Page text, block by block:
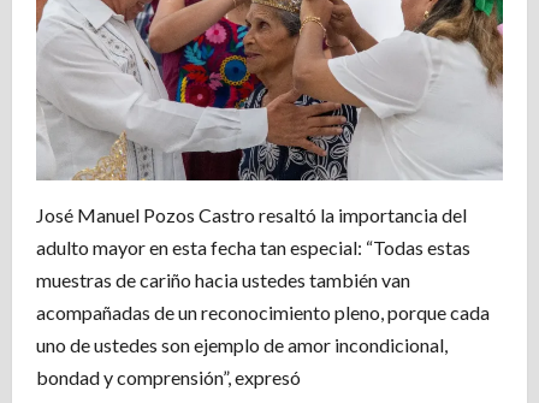
José Manuel Pozos Castro resaltó la importancia del
adulto mayor en esta fecha tan especial: “Todas estas
muestras de cariño hacia ustedes también van
acompañadas de un reconocimiento pleno, porque cada
uno de ustedes son ejemplo de amor incondicional,
bondad y comprensión”, expresó